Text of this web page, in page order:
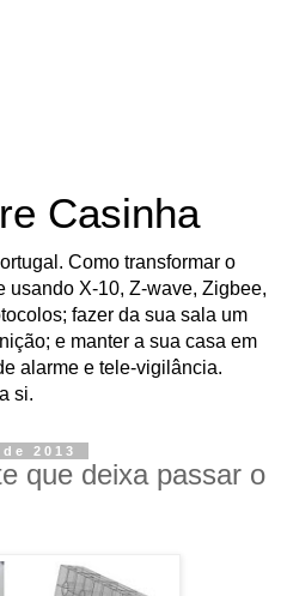
Casinha
Como transformar o
usando X-10, Z-wave, Zigbee,
fazer da sua sala um
e manter a sua casa em
alarme e tele-vigilância.
si.
2013
que deixa passar o